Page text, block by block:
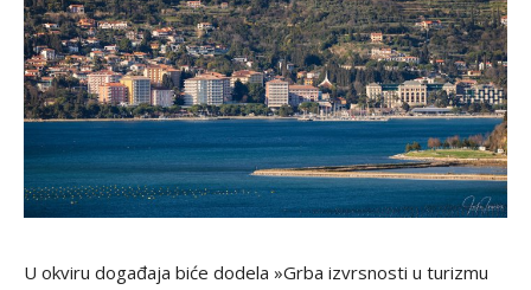
U okviru događaja biće dodela »Grba izvrsnosti u turizmu